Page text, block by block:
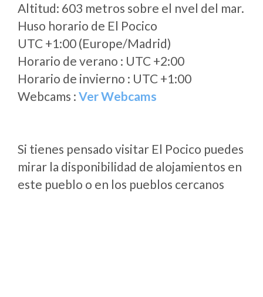
Altitud: 603 metros sobre el nvel del mar.
Huso horario de El Pocico
UTC +1:00 (Europe/Madrid)
Horario de verano : UTC +2:00
Horario de invierno : UTC +1:00
Webcams : Ver Webcams
Si tienes pensado visitar El Pocico puedes
mirar la disponibilidad de alojamientos en
este pueblo o en los pueblos cercanos